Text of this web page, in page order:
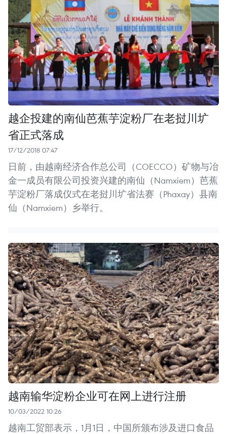
越企投建的南仙芭蕉芋淀粉厂在老挝川圹
省正式落成
17/12/2018 07:47
日前，由越南经济合作总公司（COECCO）矿物与冶
金一成员有限公司投资兴建的南仙（Namxiem）芭蕉
芋淀粉厂落成仪式在老挝川圹省法赛（Phaxay）县南
仙（Namxiem）乡举行。
越南输华淀粉企业可在网上进行注册
10/03/2022 10:26
越南工贸部表示，1月1日，中国所颁布涉及进口食品